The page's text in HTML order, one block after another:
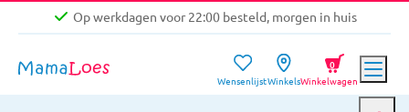
Op werkdagen voor 22:00 besteld, morgen in huis
Gratis verzending vanaf €39,-
WensenlijstWinkelsWinkelwagen
0